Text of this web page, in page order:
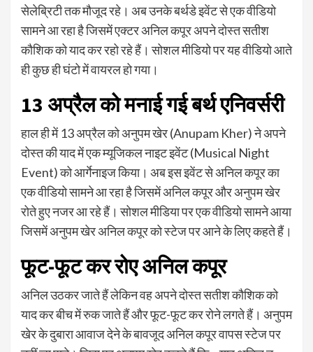
सेलेब्रिटी तक मौजूद रहे। अब उनके बर्थडे इवेंट से एक वीडियो
सामने आ रहा है जिसमें एक्टर अनिल कपूर अपने दोस्त सतीश
कौशिक को याद कर रहो रहे हैं। सोशल मीडियो पर यह वीडियो आते
ही कुछ ही घंटो में वायरल हो गया।
13 अप्रैल को मनाई गई बर्थ एनिवर्सरी
हाल ही में 13 अप्रैल को अनुपम खेर (Anupam Kher) ने अपने
दोस्त की याद में एक म्यूजिकल नाइट इवेंट (Musical Night
Event) को आर्गेनाइज किया। अब इस इवेंट से अनिल कपूर का
एक वीडियो सामने आ रहा है जिसमें अनिल कपूर और अनुपम खेर
रोते हुए नजर आ रहे हैं। सोशल मीडिया पर एक वीडियो सामने आया
जिसमें अनुपम खेर अनिल कपूर को स्टेज पर आने के लिए कहते हैं।
फूट-फूट कर रोए अनिल कपूर
अनिल उठकर जाते हैं लेकिन वह अपने दोस्त सतीश कौशिक को
याद कर बीच में रुक जाते हैं और फूट-फूट कर रोने लगते हैं। अनुपम
खेर के दुबारा आवाज देने के बावजूद अनिल कपूर वापस स्टेज पर